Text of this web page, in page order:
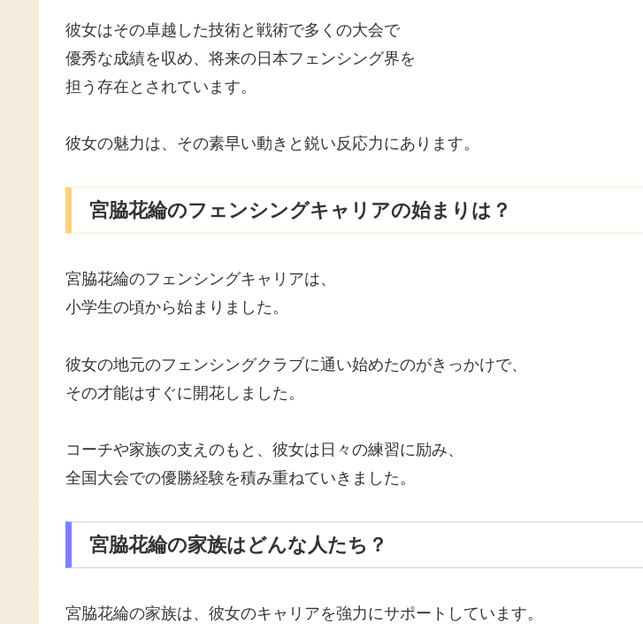
彼女はその卓越した技術と戦術で多くの大会で
優秀な成績を収め、将来の日本フェンシング界を
担う存在とされています。
彼女の魅力は、その素早い動きと鋭い反応力にあります。
宮脇花綸のフェンシングキャリアの始まりは？
宮脇花綸のフェンシングキャリアは、
小学生の頃から始まりました。
彼女の地元のフェンシングクラブに通い始めたのがきっかけで、
その才能はすぐに開花しました。
コーチや家族の支えのもと、彼女は日々の練習に励み、
全国大会での優勝経験を積み重ねていきました。
宮脇花綸の家族はどんな人たち？
宮脇花綸の家族は、彼女のキャリアを強力にサポートしています。